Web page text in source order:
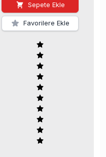
Sepete Ekle
Favorilere Ekle